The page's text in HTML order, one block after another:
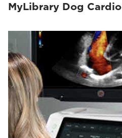
MyLibrary Dog Cardio